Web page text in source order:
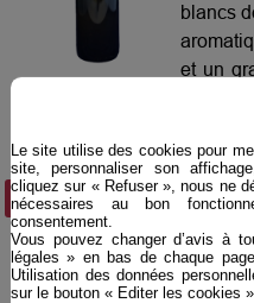
blancs
et un
de
affiche
jusqu’en
finale.
Plus d'infos ›
Le site utilise des cookies pour
site, personnaliser son
cliquez sur « Refuser », nous ne
nécessaires au bon
consentement.
Vous pouvez changer d’avis à
légales » en bas de chaque
Utilisation des données
sur le bouton « Editer les cookies ».